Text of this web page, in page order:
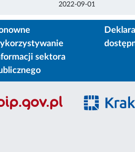
2022-09-01
sektora